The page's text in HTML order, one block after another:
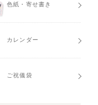
色紙・寄せ書き
カレンダー
ご祝儀袋